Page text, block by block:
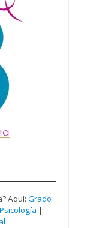
Aquí: Grado
|